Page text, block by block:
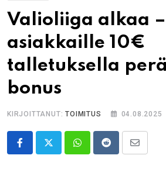
Valioliiga alkaa
asiakkaille 10€
talletuksella
bonus
KIRJOITTANUT:TOIMITUS 04.08.2025
WhatsappRedditShare